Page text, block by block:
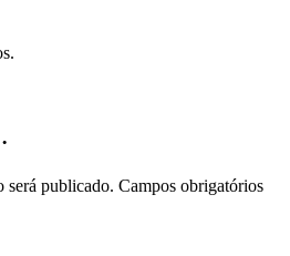
será publicado. Campos obrigatórios